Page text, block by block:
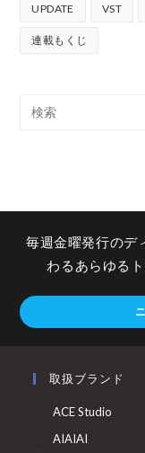
UPDATE VST
連載もくじ
毎週金曜発行のデ
わるあらゆる
取扱ブランド
ACE Studio
AIAIAI